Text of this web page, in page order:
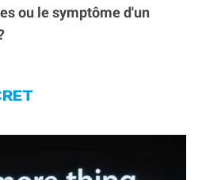
ou le symptôme d'un